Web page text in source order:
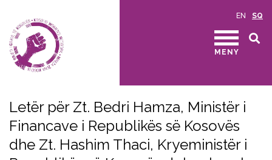
EN SQ
MENY
Letër për Zt. Bedri Hamza, Ministër i
Financave i Republikës së Kosovës
dhe Zt. Hashim Thaci, Kryeministër i